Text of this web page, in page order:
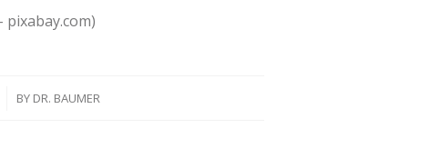
pixabay.com)
BY DR. BAUMER